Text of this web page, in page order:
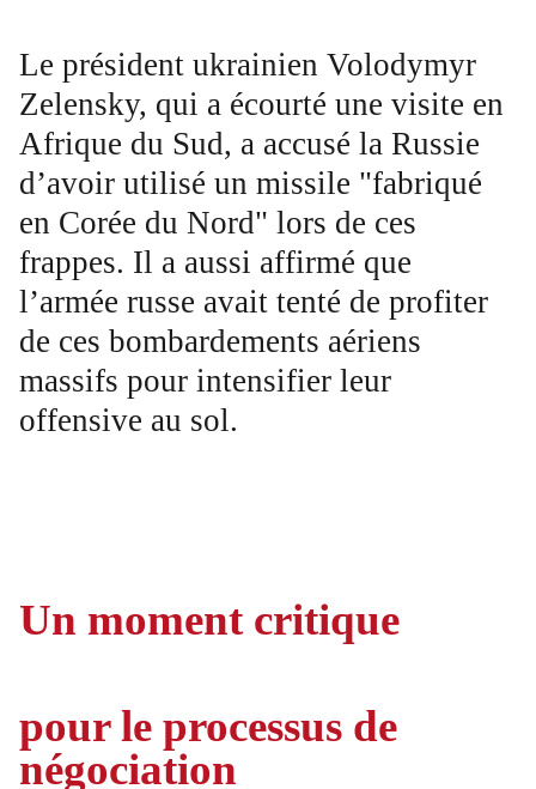
Le président ukrainien Volodymyr
Zelensky, qui a écourté une visite en
Afrique du Sud, a accusé la Russie
d’avoir utilisé un missile "fabriqué
en Corée du Nord" lors de ces
frappes. Il a aussi affirmé que
l’armée russe avait tenté de profiter
de ces bombardements aériens
massifs pour intensifier leur
offensive au sol.
Un moment critique
pour le processus de
négociation